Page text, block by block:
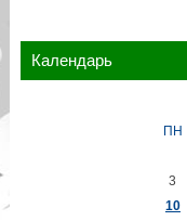
Календарь
ПН
3
10